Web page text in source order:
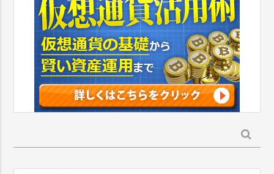
索: